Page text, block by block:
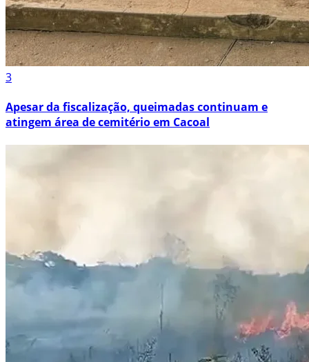
3
Apesar da fiscalização, queimadas continuam e
atingem área de cemitério em Cacoal